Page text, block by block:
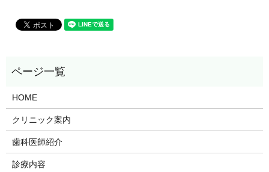
HOME
クリニック案内
歯科医師紹介
診療内容